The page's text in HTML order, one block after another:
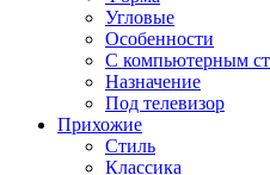
Угловые
Особенности
С компьютерным
Назначение
Под телевизор
Прихожие
Стиль
Классика